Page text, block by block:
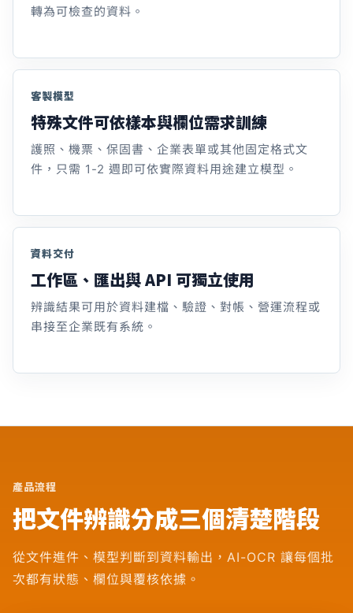
轉為可檢查的資料。
客製模型
特殊文件可依樣本與欄位需求訓練
護照、機票、保固書、企業表單或其他固定格式文
件，只需 1-2 週即可依實際資料用途建立模型。
資料交付
工作區、匯出與 API 可獨立使用
辨識結果可用於資料建檔、驗證、對帳、營運流程或
串接至企業既有系統。
產品流程
把文件辨識分成三個清楚階段
從文件進件、模型判斷到資料輸出，AI-OCR 讓每個批
次都有狀態、欄位與覆核依據。